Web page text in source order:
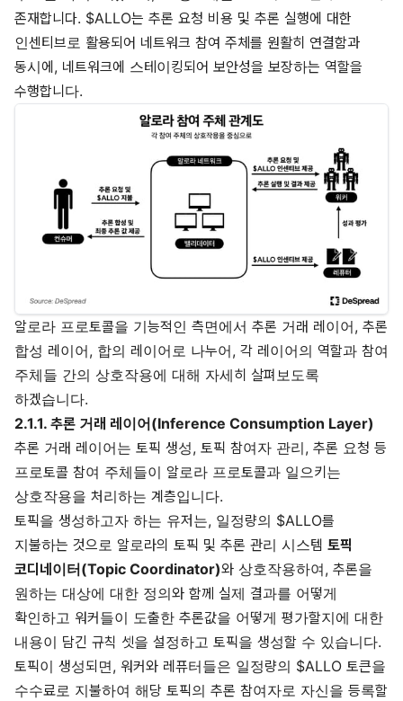
존재합니다. $ALLO는 추론 요청 비용 및 추론 실행에 대한
인센티브로 활용되어 네트워크 참여 주체를 원활히 연결함과
동시에, 네트워크에 스테이킹되어 보안성을 보장하는 역할을
수행합니다.
알로라 프로토콜을 기능적인 측면에서 추론 거래 레이어, 추론
합성 레이어, 합의 레이어로 나누어, 각 레이어의 역할과 참여
주체들 간의 상호작용에 대해 자세히 살펴보도록
하겠습니다.
2.1.1. 추론 거래 레이어(Inference Consumption Layer)
추론 거래 레이어는 토픽 생성, 토픽 참여자 관리, 추론 요청 등
프로토콜 참여 주체들이 알로라 프로토콜과 일으키는
상호작용을 처리하는 계층입니다.
토픽을 생성하고자 하는 유저는, 일정량의 $ALLO를
지불하는 것으로 알로라의 토픽 및 추론 관리 시스템 토픽
코디네이터(Topic Coordinator)와 상호작용하여, 추론을
원하는 대상에 대한 정의와 함께 실제 결과를 어떻게
확인하고 워커들이 도출한 추론값을 어떻게 평가할지에 대한
내용이 담긴 규칙 셋을 설정하고 토픽을 생성할 수 있습니다.
토픽이 생성되면, 워커와 레퓨터들은 일정량의 $ALLO 토큰을
수수료로 지불하여 해당 토픽의 추론 참여자로 자신을 등록할